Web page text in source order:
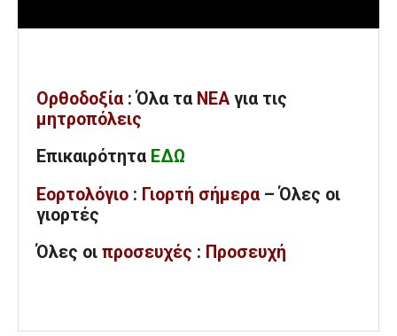
Ορθοδοξία : Όλα τα ΝΕΑ για τις
μητροπόλεις
Επικαιρότητα ΕΔΩ
Εορτολόγιο : Γιορτή σήμερα – Όλες οι
γιορτές
Όλες οι προσευχές : Προσευχή